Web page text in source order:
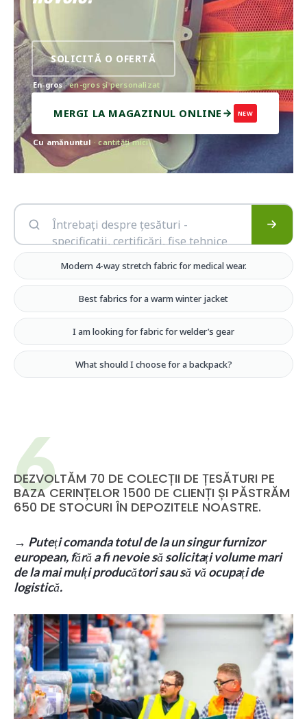
MERGI LA MAGAZINUL ONLINE NEW
Cu amănuntul · cantități mici
SOLICITĂ O OFERTĂ
En-gros· en-gros și personalizat
Modern 4-way stretch fabric for medical wear.
Best fabrics for a warm winter jacket
I am looking for fabric for welder’s gear
What should I choose for a backpack?
DEZVOLTĂM 70 DE COLECȚII DE ȚESĂTURI PE
BAZA CERINȚELOR 1500 DE CLIENȚI ȘI PĂSTRĂM
650 DE STOCURI ÎN DEPOZITELE NOASTRE.
→ Puteți comanda totul de la un singur furnizor
european, fără a fi nevoie să solicitați volume mari
de la mai mulți producători sau să vă ocupați de
logistică.